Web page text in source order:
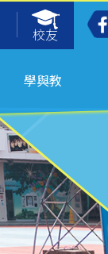
校友
學與教